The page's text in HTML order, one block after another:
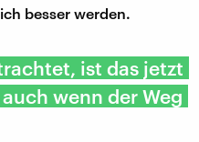
besser werden.
ist das jetzt
wenn der Weg